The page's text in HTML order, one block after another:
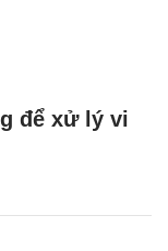
để xử lý vi